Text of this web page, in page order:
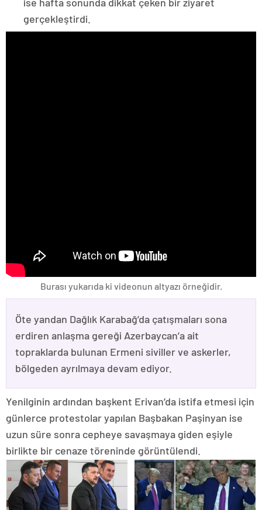
gerçekleştirdi.
Burası yukarıda ki videonun altyazı örneğidir.
Öte yandan Dağlık Karabağ’da çatışmaları sona
erdiren anlaşma gereği Azerbaycan’a ait
topraklarda bulunan Ermeni siviller ve askerler,
bölgeden ayrılmaya devam ediyor.
Yenilginin ardından başkent Erivan’da istifa etmesi için
günlerce protestolar yapılan Başbakan Paşinyan ise
uzun süre sonra cepheye savaşmaya giden eşiyle
birlikte bir cenaze töreninde görüntülendi.